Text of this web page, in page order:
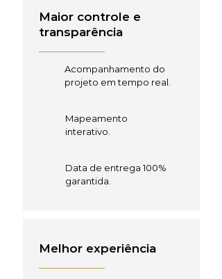
Maior controle e
transparência
Acompanhamento do
projeto em tempo real.
Mapeamento
interativo.
Data de entrega 100%
garantida.
Melhor experiência